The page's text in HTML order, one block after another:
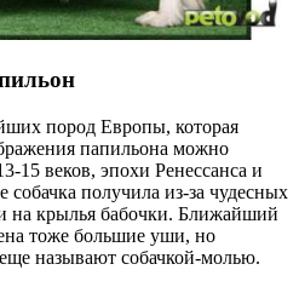
пород Европы, которая
папильона можно
15 веков, эпохи Ренессанса и
получила из-за чудесных
на крылья бабочки. Ближайший
тоже большие уши, но
называют собачкой-молью.